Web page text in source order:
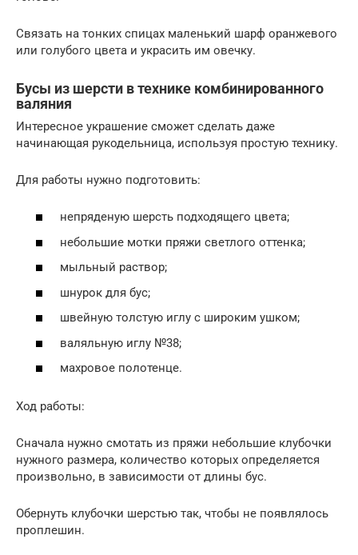
Связать на тонких спицах маленький шарф оранжевого
или голубого цвета и украсить им овечку.
Бусы из шерсти в технике комбинированного
валяния
Интересное украшение сможет сделать даже
начинающая рукодельница, используя простую технику.
Для работы нужно подготовить:
непряденую шерсть подходящего цвета;
небольшие мотки пряжи светлого оттенка;
мыльный раствор;
шнурок для бус;
швейную толстую иглу с широким ушком;
валяльную иглу №38;
махровое полотенце.
Ход работы:
Сначала нужно смотать из пряжи небольшие клубочки
нужного размера, количество которых определяется
произвольно, в зависимости от длины бус.
Обернуть клубочки шерстью так, чтобы не появлялось
проплешин.